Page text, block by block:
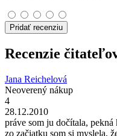
Pridať recenziu
Recenzie
Jana Reichelová
Neoverený nákup
4
28.12.2010
práve som ju dočítala, pekná
zo začiatku som si myslela,